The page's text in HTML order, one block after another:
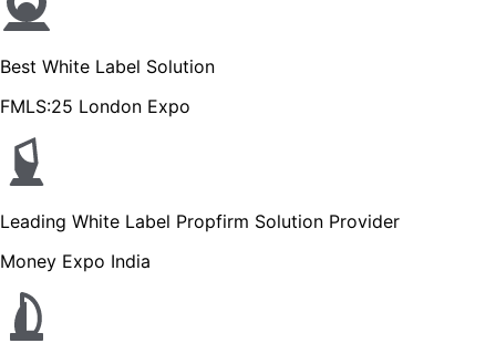
Best White Label Solution
FMLS:25 London Expo
Leading White Label Propfirm Solution Provider
Money Expo India